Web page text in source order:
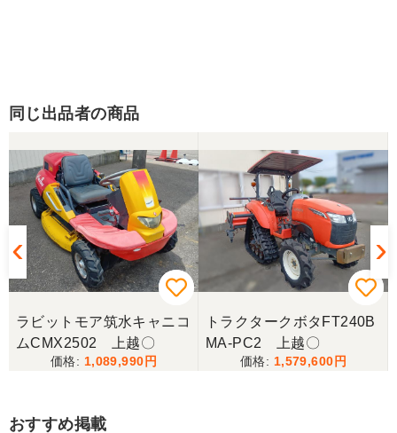
同じ出品者の商品
ラビットモア筑水キャニコ
ムCMX2502 上越〇
1,089,990
トラクタークボタFT240B
MA-PC2 上越〇
1,579,600
おすすめ掲載